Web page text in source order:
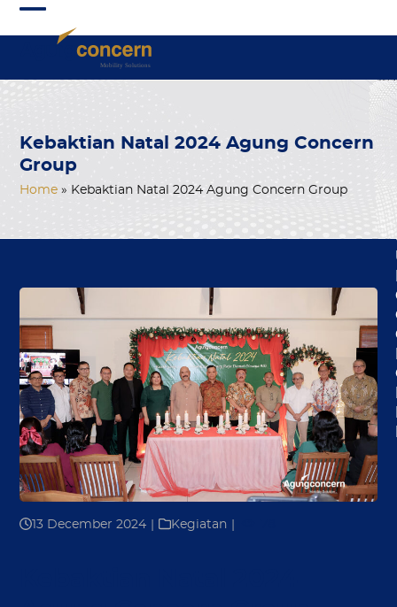
Skip
to
Open
mobile
menu
Close
mobile
menu
Kebaktian Natal 2024 Agung Concern
Group
Home » Kebaktian Natal 2024 Agung Concern Group
13 December 2024 Kegiatan